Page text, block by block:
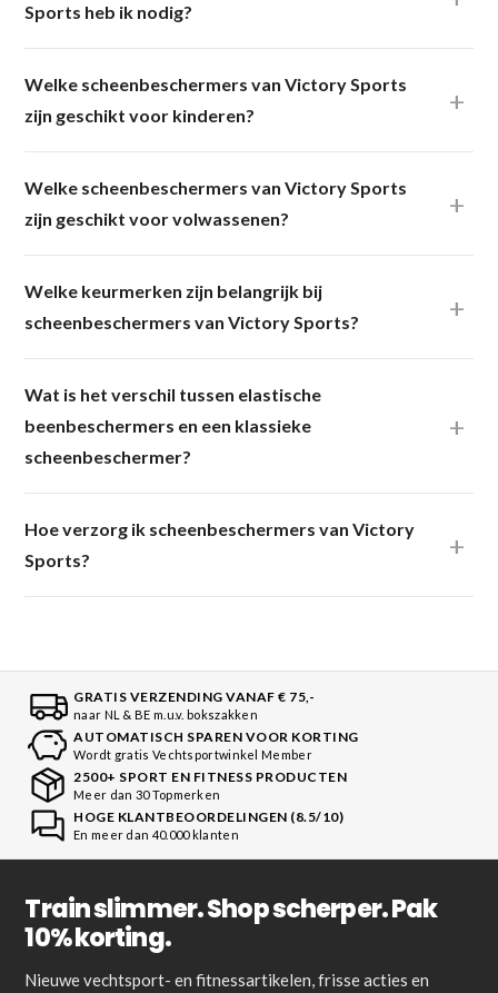
Sports heb ik nodig?
Welke scheenbeschermers van Victory Sports
zijn geschikt voor kinderen?
Welke scheenbeschermers van Victory Sports
zijn geschikt voor volwassenen?
Welke keurmerken zijn belangrijk bij
scheenbeschermers van Victory Sports?
Wat is het verschil tussen elastische
beenbeschermers en een klassieke
scheenbeschermer?
Hoe verzorg ik scheenbeschermers van Victory
Sports?
GRATIS VERZENDING VANAF € 75,-
naar NL & BE m.u.v. bokszakken
AUTOMATISCH SPAREN VOOR KORTING
Wordt gratis Vechtsportwinkel Member
2500+ SPORT EN FITNESS PRODUCTEN
Meer dan 30 Topmerken
HOGE KLANTBEOORDELINGEN (8.5/10)
En meer dan 40.000 klanten
Train slimmer. Shop scherper. Pak
10% korting.
Nieuwe vechtsport- en fitnessartikelen, frisse acties en